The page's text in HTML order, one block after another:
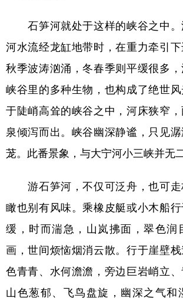
石笋河就处于这样的峡谷之中。
河水流经龙缸地带时，在重力牵引
秋季波涛汹涌，冬春季则平缓很多
峡谷里的多种生物，也构成了绝世
于陡峭高耸的峡谷之中，河床狭窄
泉倾泻而出。峡谷幽深静谧，只见
茏。此番景象，与大宁河小三峡并无二
游石笋河，不仅可泛舟，也可走
瞰也别有风味。乘橡皮艇或小木船
缓，时而湍急，山岚拂面，翠色润
画，世间烦恼烟消云散。行于崖壁
色青青、水何澹澹，旁边巨岩峭立
山色葱郁、飞鸟盘旋，幽深之气和